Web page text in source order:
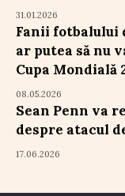
31.01.2026
Fanii fotbalului
ar putea să nu
Cupa Mondială
08.05.2026
Sean Penn va
despre atacul
17.06.2026